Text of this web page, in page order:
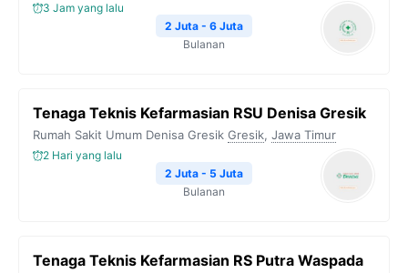
3 Jam yang lalu
2 Juta - 6 Juta
Bulanan
Tenaga Teknis Kefarmasian RSU Denisa Gresik
Rumah Sakit Umum Denisa Gresik Gresik, Jawa Timur
2 Hari yang lalu
2 Juta - 5 Juta
Bulanan
Tenaga Teknis Kefarmasian RS Putra Waspada